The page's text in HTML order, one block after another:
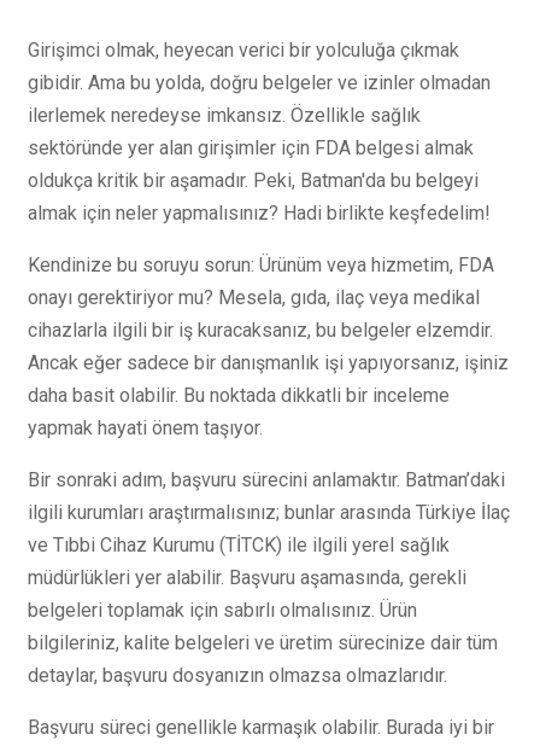
Girişimci olmak, heyecan verici bir yolculuğa çıkmak
gibidir. Ama bu yolda, doğru belgeler ve izinler olmadan
ilerlemek neredeyse imkansız. Özellikle sağlık
sektöründe yer alan girişimler için FDA belgesi almak
oldukça kritik bir aşamadır. Peki, Batman'da bu belgeyi
almak için neler yapmalısınız? Hadi birlikte keşfedelim!
Kendinize bu soruyu sorun: Ürünüm veya hizmetim, FDA
onayı gerektiriyor mu? Mesela, gıda, ilaç veya medikal
cihazlarla ilgili bir iş kuracaksanız, bu belgeler elzemdir.
Ancak eğer sadece bir danışmanlık işi yapıyorsanız, işiniz
daha basit olabilir. Bu noktada dikkatli bir inceleme
yapmak hayati önem taşıyor.
Bir sonraki adım, başvuru sürecini anlamaktır. Batman’daki
ilgili kurumları araştırmalısınız; bunlar arasında Türkiye İlaç
ve Tıbbi Cihaz Kurumu (TİTCK) ile ilgili yerel sağlık
müdürlükleri yer alabilir. Başvuru aşamasında, gerekli
belgeleri toplamak için sabırlı olmalısınız. Ürün
bilgileriniz, kalite belgeleri ve üretim sürecinize dair tüm
detaylar, başvuru dosyanızın olmazsa olmazlarıdır.
Başvuru süreci genellikle karmaşık olabilir. Burada iyi bir